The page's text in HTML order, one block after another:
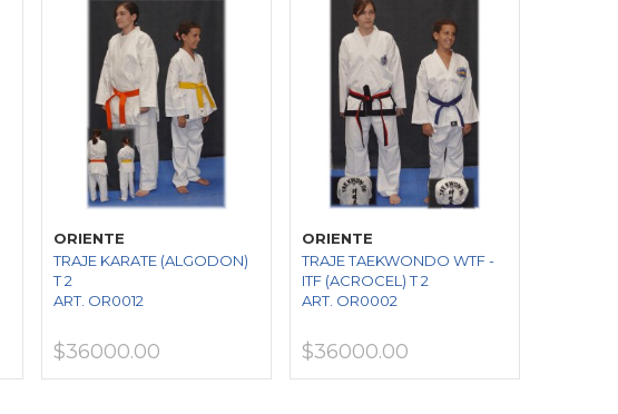
ORIENTE
TRAJE KARATE (ALGODON)
T 2
ART. OR0012
$36000.00
ORIENTE
TRAJE TAEKWONDO WTF -
ITF (ACROCEL) T 2
ART. OR0002
$36000.00